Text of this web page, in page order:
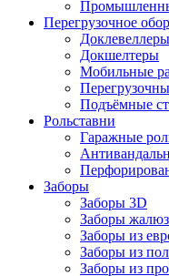
Перегрузочное
Доклевеллеры
Докшелтеры
Мобильные
Подъёмные
Рольставни
Гаражные
Заборы
Заборы 3D
Заборы
Заборы из
Заборы из
Заборы из